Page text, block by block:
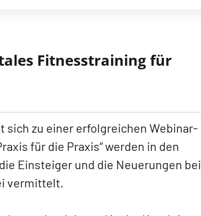
Fitnesstraining für
sich zu einer erfolgreichen Webinar-
für die Praxis“ werden in den
Einsteiger und die Neuerungen bei
vermittelt.